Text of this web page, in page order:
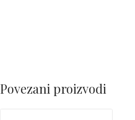
Povezani proizvodi